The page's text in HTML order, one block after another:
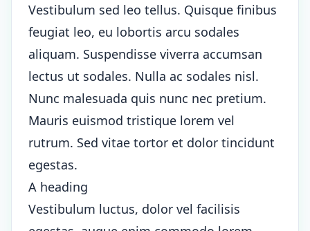
Vestibulum sed leo tellus. Quisque finibus
feugiat leo, eu lobortis arcu sodales
aliquam. Suspendisse viverra accumsan
lectus ut sodales. Nulla ac sodales nisl.
Nunc malesuada quis nunc nec pretium.
Mauris euismod tristique lorem vel
rutrum. Sed vitae tortor et dolor tincidunt
egestas.
A heading
Vestibulum luctus, dolor vel facilisis